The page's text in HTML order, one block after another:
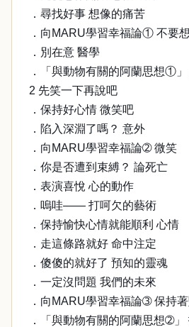
．尋找好事 想像的痛苦
．向MARU學習幸福論① 不要
．別在意 醫學
．「與動物有關的阿蘭思想①
2 先笑一下再說吧
．保持好心情 微笑吧
．陷入深淵了嗎？ 意外
．向MARU學習幸福論➁ 微笑
．你是否遭到束縛？ 論死亡
．表演喜悅 心的動作
．嗚哇―― 打呵欠的藝術
．保持愉快心情就能順利 心情
．走這條路就好 命中注定
．傻傻的就好了 預知的靈魂
．一定沒問題 我們的未來
．向MARU學習幸福論➂ 保持
．「與動物有關的阿蘭思想➁」